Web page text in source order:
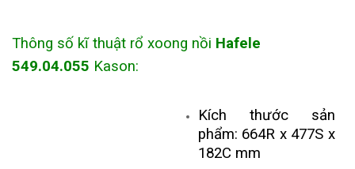
Thông số kĩ thuật rổ xoong nồi Hafele
549.04.055 Kason:
Kích thước sản
phẩm: 664R x 477S x
182C mm